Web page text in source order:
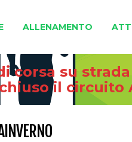
ALLENAMENTO
corsa su
il circuito